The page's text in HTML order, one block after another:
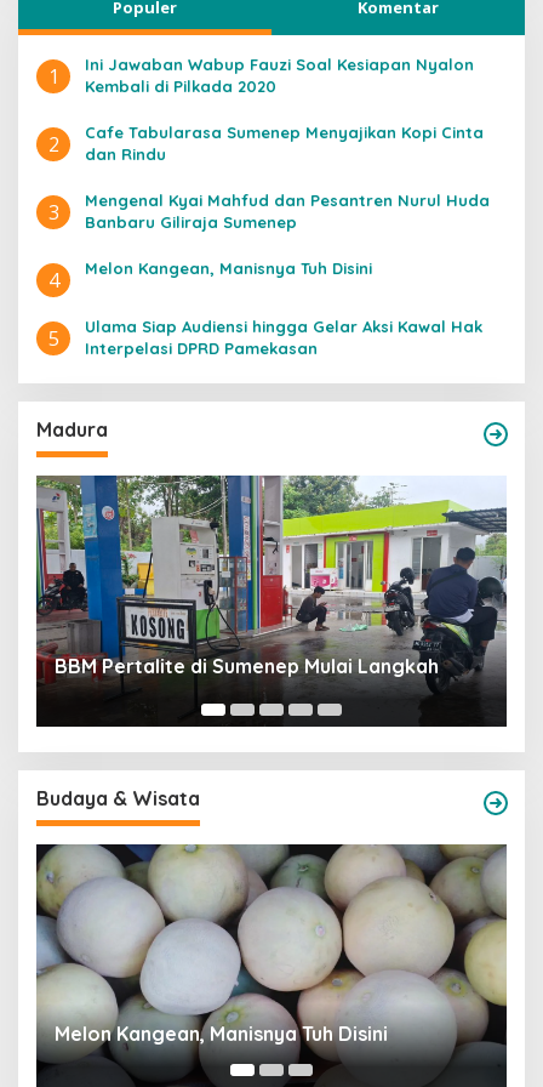
Populer Komentar
1
Ini Jawaban Wabup Fauzi Soal Kesiapan Nyalon
Kembali di Pilkada 2020
2
Cafe Tabularasa Sumenep Menyajikan Kopi Cinta
dan Rindu
3
Mengenal Kyai Mahfud dan Pesantren Nurul Huda
Banbaru Giliraja Sumenep
4 Melon Kangean, Manisnya Tuh Disini
5
Ulama Siap Audiensi hingga Gelar Aksi Kawal Hak
Interpelasi DPRD Pamekasan
Madura
BBM Pertalite di Sumenep Mulai Langkah
Budaya & Wisata
Melon Kangean, Manisnya Tuh Disini